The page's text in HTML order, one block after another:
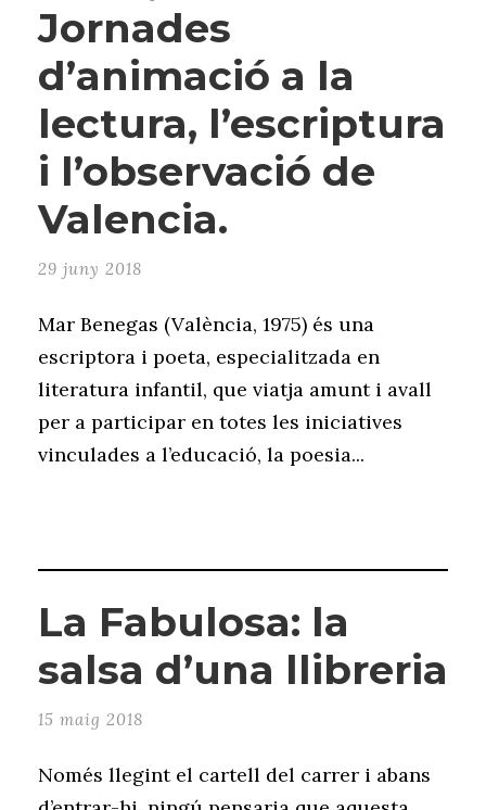
Jornades
d’animació a la
lectura, l’escriptura
i l’observació de
Valencia.
29 juny 2018
Mar Benegas (València, 1975) és una
escriptora i poeta, especialitzada en
literatura infantil, que viatja amunt i avall
per a participar en totes les iniciatives
vinculades a l’educació, la poesia...
La Fabulosa: la
salsa d’una llibreria
15 maig 2018
Només llegint el cartell del carrer i abans